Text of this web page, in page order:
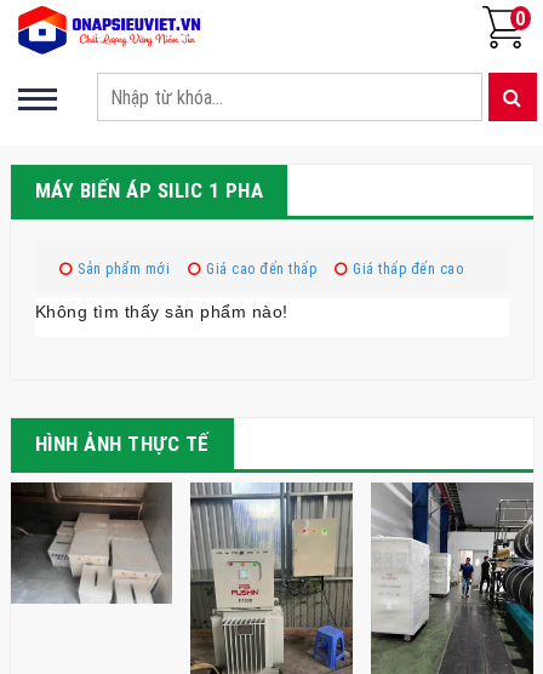
0
MÁY BIẾN ÁP SILIC 1 PHA
Sản phẩm mới Giá cao đến thấp Giá thấp đến cao
Không tìm thấy sản phẩm nào!
HÌNH ẢNH THỰC TẾ